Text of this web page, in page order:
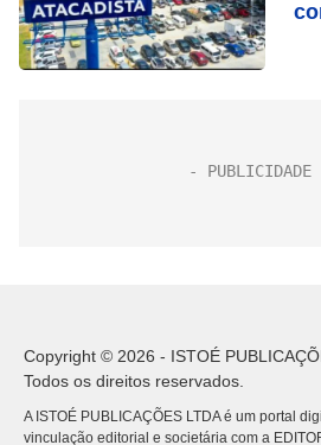
Copyright © 2026 - ISTOÉ
Todos os direitos reservados.
A ISTOÉ PUBLICAÇÕES LTDA é um portal
vinculação editorial e societária com a